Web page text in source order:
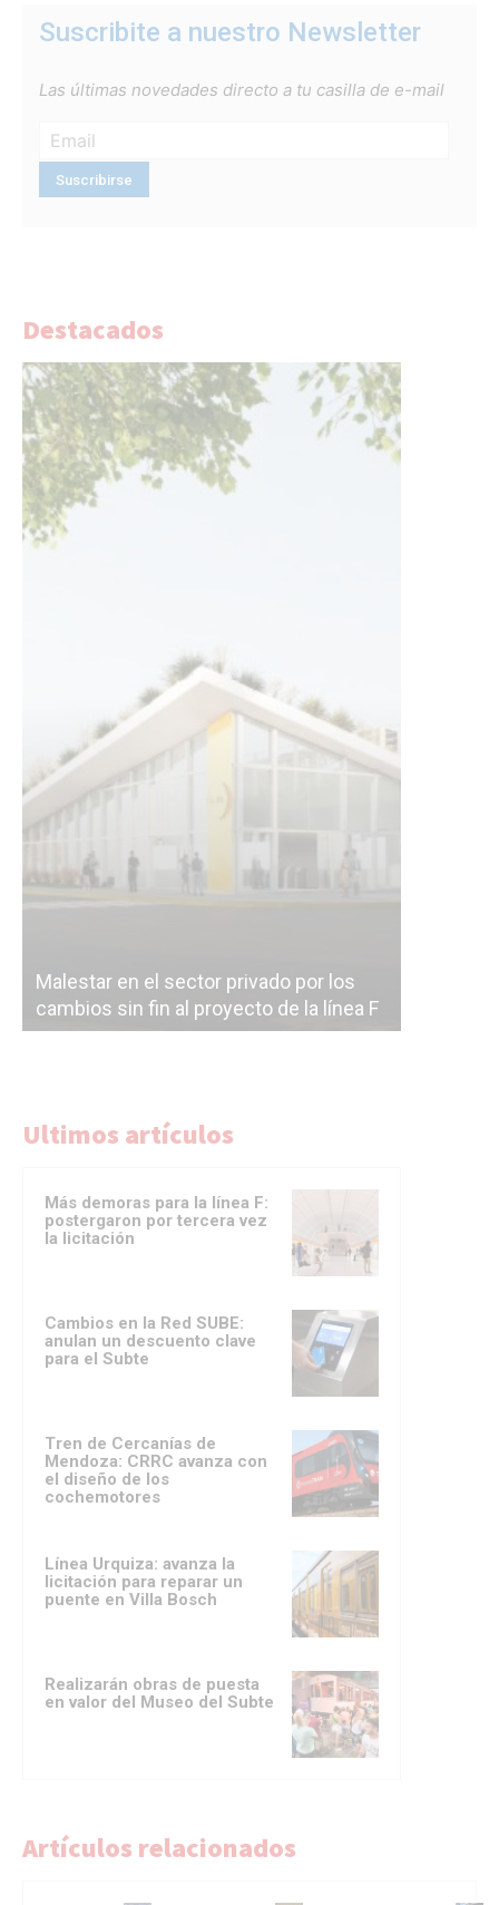
Suscribite a nuestro Newsletter
Las últimas novedades directo a tu casilla de e-mail
Destacados
Malestar en el sector privado por los
cambios sin fin al proyecto de la línea F
Ultimos artículos
Más demoras para la línea F:
postergaron por tercera vez
la licitación
Cambios en la Red SUBE:
anulan un descuento clave
para el Subte
Tren de Cercanías de
Mendoza: CRRC avanza con
el diseño de los
cochemotores
Línea Urquiza: avanza la
licitación para reparar un
puente en Villa Bosch
Realizarán obras de puesta
en valor del Museo del Subte
Artículos relacionados